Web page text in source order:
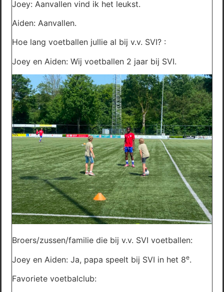
Joey: Aanvallen vind ik het leukst.
Aiden: Aanvallen.
Hoe lang voetballen jullie al bij v.v. SVI? :
Joey en Aiden: Wij voetballen 2 jaar bij SVI.
Broers/zussen/familie die bij v.v. SVI voetballen:
Joey en Aiden: Ja, papa speelt bij SVI in het 8e.
Favoriete voetbalclub: